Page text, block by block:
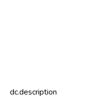
dc.description